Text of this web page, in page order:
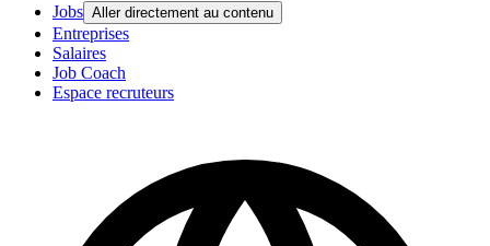
Jobs Aller directement au contenu
Entreprises
Salaires
Job Coach
Espace recruteurs